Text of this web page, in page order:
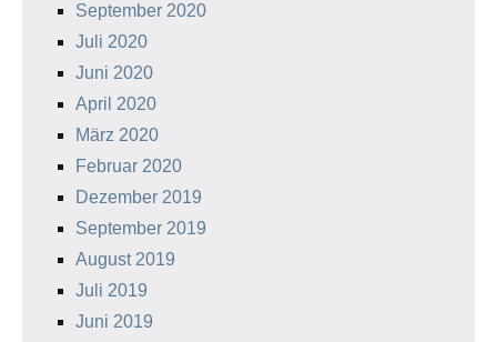
September 2020
Juli 2020
Juni 2020
April 2020
März 2020
Februar 2020
Dezember 2019
September 2019
August 2019
Juli 2019
Juni 2019